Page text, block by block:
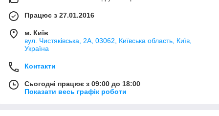
Працює з 27.01.2016
м. Київ
вул. Чистяківська, 2А, 03062, Київська область, Київ,
Україна
Контакти
Сьогодні працює з 09:00 до 18:00
Показати весь графік роботи